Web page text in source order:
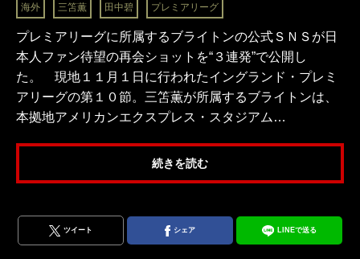
海外 三笘薫 田中碧 プレミアリーグ
プレミアリーグに所属するブライトンの公式ＳＮＳが日
本人ファン待望の再会ショットを“３連発”で公開し
た。 現地１１月１日に行われたイングランド・プレミ
アリーグの第１０節。三笘薫が所属するブライトンは、
本拠地アメリカンエクスプレス・スタジアム…
続きを読む
ツイート シェア LINEで送る